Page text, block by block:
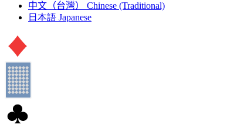
中文（台灣）
Chinese (Traditional)
日本語 Japanese